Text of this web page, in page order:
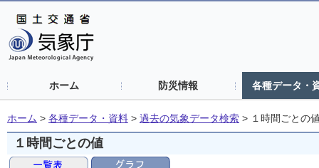
ホーム 防災情報 各種データ・
ホーム > 各種データ・資料 > 過去の気象データ検索 > １時間ごとの
１時間ごとの値